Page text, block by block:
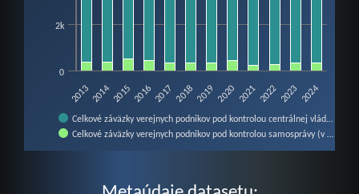
Celkové záväzky verejnych podnikov pod kontrolou centrálnej vlád…
Celkové záväzky verejnych podnikov pod kontrolou samosprávy (v …
2013 20142015 2016 2017 2018 2019 2020 2021 2022 2023 2024
0
2k